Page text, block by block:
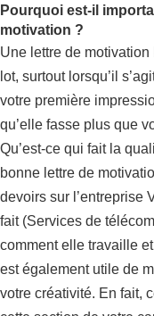
Pourquoi est-il
motivation ?
Une lettre de
lot, surtout lorsqu’il
votre première
qu’elle fasse plus que
Qu’est-ce qui fait la
bonne lettre de
devoirs sur l’entreprise
fait (Services de
comment elle travaille
est également utile de
votre créativité. En fait,